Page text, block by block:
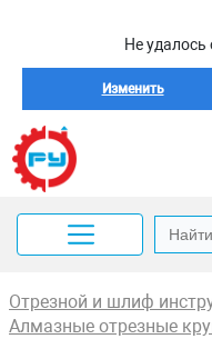
Не удалось
Изменить
Отрезной и шлиф
Алмазные отрезные